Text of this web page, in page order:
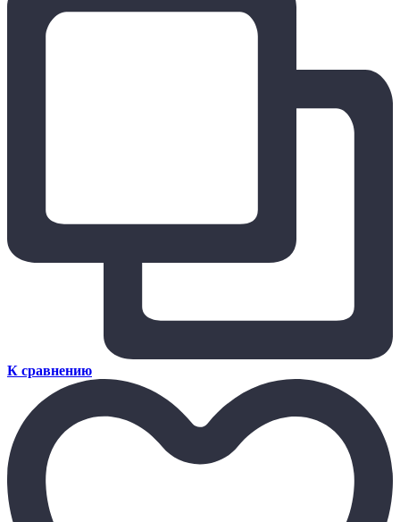
К сравнению